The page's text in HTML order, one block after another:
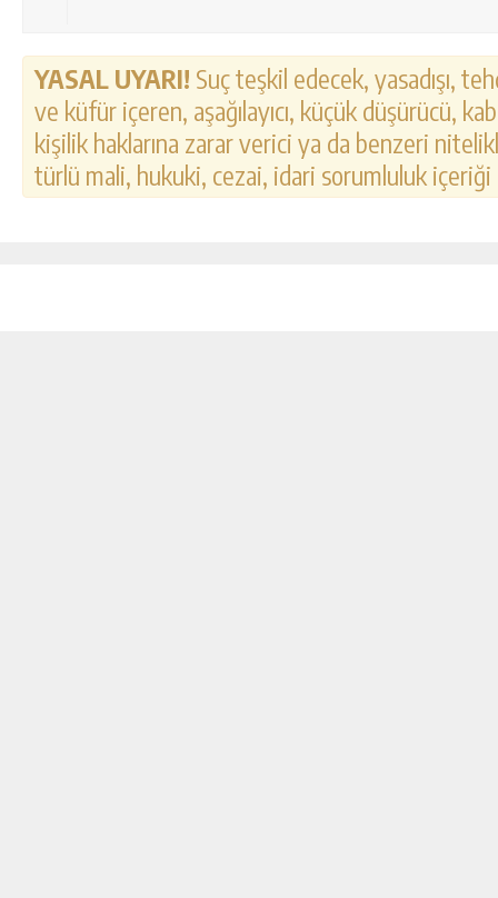
YASAL UYARI! Suç teşkil edecek, yasadışı,
ve küfür içeren, aşağılayıcı, küçük düşürücü,
kişilik haklarına zarar verici ya da benzeri
türlü mali, hukuki, cezai, idari sorumluluk